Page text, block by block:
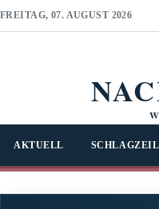
FREITAG, 07. AUGUST 2026
AKTUELL